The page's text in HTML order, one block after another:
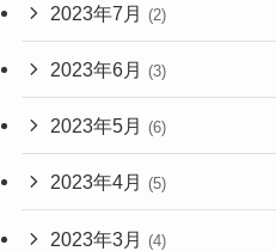
2023年7月 (2)
2023年6月 (3)
2023年5月 (6)
2023年4月 (5)
2023年3月 (4)